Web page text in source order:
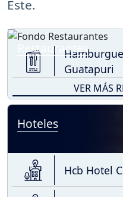
Este.
Restaurantes
Guatapuri
VER MÁS
Hoteles
Hcb Hotel